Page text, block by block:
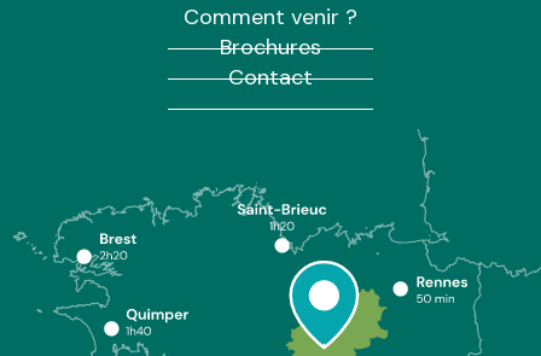
Comment venir ?
Brochures
Contact